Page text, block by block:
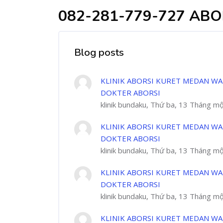
082-281-779-727
Blog posts
KLINIK ABORSI KURET MEDAN
DOKTER ABORSI
klinik bundaku, Thứ ba, 13 Tháng
KLINIK ABORSI KURET MEDAN
DOKTER ABORSI
klinik bundaku, Thứ ba, 13 Tháng
KLINIK ABORSI KURET MEDAN
DOKTER ABORSI
klinik bundaku, Thứ ba, 13 Tháng
KLINIK ABORSI KURET MEDAN